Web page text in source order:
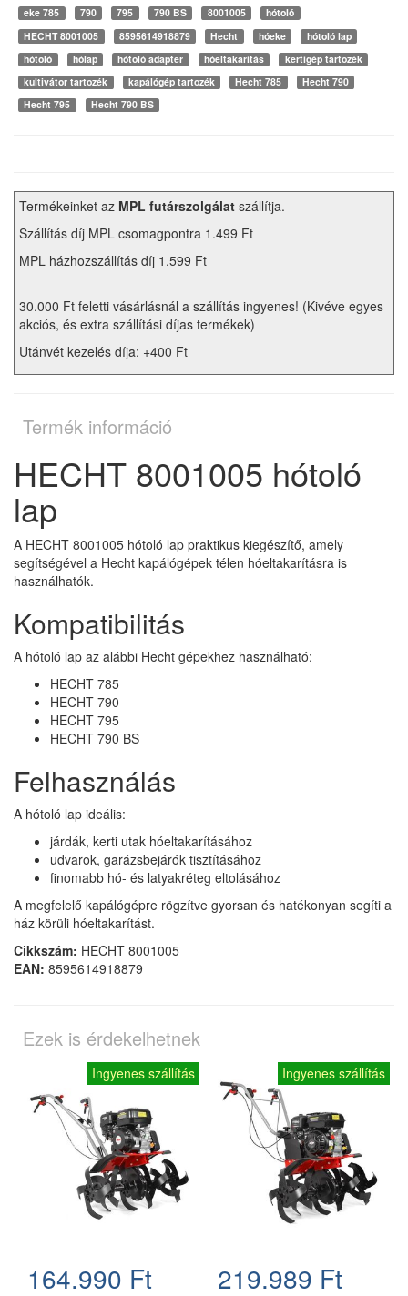
eke 785
790 795 790 BS 8001005
hótoló
HECHT 8001005
8595614918879 Hecht hóeke
hótoló lap
hótoló
hólap hótoló adapter hóeltakarítás
kertigép tartozék
kultivátor tartozék
kapálógép tartozék Hecht 785
Hecht 790
Hecht 795
Hecht 790 BS
Termékeinket az MPL futárszolgálat szállítja.
Szállítás díj MPL csomagpontra 1.499 Ft
MPL házhozszállítás díj 1.599 Ft
30.000 Ft feletti vásárlásnál a szállítás ingyenes! (Kivéve egyes
akciós, és extra szállítási díjas termékek)
Utánvét kezelés díja: +400 Ft
Termék információ
HECHT 8001005 hótoló
lap
A HECHT 8001005 hótoló lap praktikus kiegészítő, amely
segítségével a Hecht kapálógépek télen hóeltakarításra is
használhatók.
Kompatibilitás
A hótoló lap az alábbi Hecht gépekhez használható:
HECHT 785
HECHT 790
HECHT 795
HECHT 790 BS
Felhasználás
A hótoló lap ideális:
járdák, kerti utak hóeltakarításához
udvarok, garázsbejárók tisztításához
finomabb hó- és latyakréteg eltolásához
A megfelelő kapálógépre rögzítve gyorsan és hatékonyan segíti a
ház körüli hóeltakarítást.
Cikkszám: HECHT 8001005
EAN: 8595614918879
Ezek is érdekelhetnek
Ingyenes szállítás
164.990 Ft
Ingyenes szállítás
219.989 Ft